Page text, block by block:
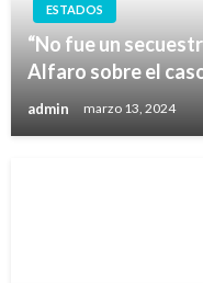
ESTADOS
“No fue un
Alfaro sobre el
admin marzo 13, 2024